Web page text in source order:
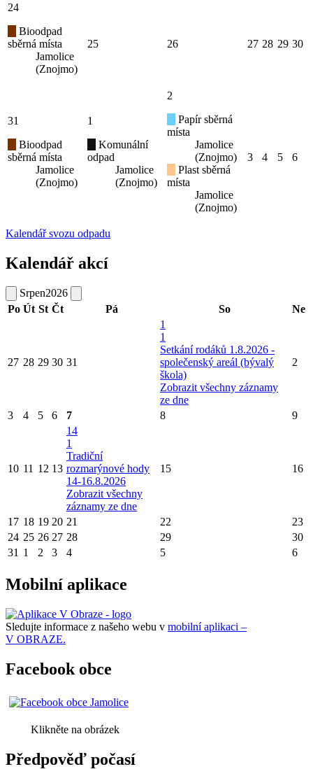
24
Bioodpad
sběrná místa
Jamolice
(Znojmo)
25 26 27 28 29 30
31
Bioodpad
sběrná místa
Jamolice
(Znojmo)
1
Komunální
odpad
Jamolice
(Znojmo)
2
Papír sběrná
místa
Jamolice
(Znojmo)
Plast sběrná
místa
Jamolice
(Znojmo)
3 4 5 6
Kalendář svozu odpadu
Kalendář akcí
Srpen2026
Po Út St Čt Pá So Ne
27 28 29 30 31
1
1
Setkání rodáků 1.8.2026 -
společenský areál (bývalý
škola)
Zobrazit všechny záznamy
ze dne
2
3 4 5 6 7 8 9
10 11 12 13
14
1
Tradiční
rozmarýnové hody
14-16.8.2026
Zobrazit všechny
záznamy ze dne
15 16
17 18 19 20 21 22
23
24 25 26 27 28 29
30
31 1 2 3 4 5 6
Mobilní aplikace
Sledujte informace z našeho webu v mobilní aplikaci –
V OBRAZE.
Facebook obce
Klikněte na obrázek
Předpověď počasí